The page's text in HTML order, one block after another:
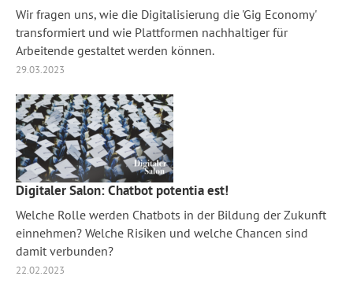
Wir fragen uns, wie die Digitalisierung die 'Gig Economy'
transformiert und wie Plattformen nachhaltiger für
Arbeitende gestaltet werden können.
29.03.2023
Digitaler Salon: Chatbot potentia est!
Welche Rolle werden Chatbots in der Bildung der Zukunft
einnehmen? Welche Risiken und welche Chancen sind
damit verbunden?
22.02.2023